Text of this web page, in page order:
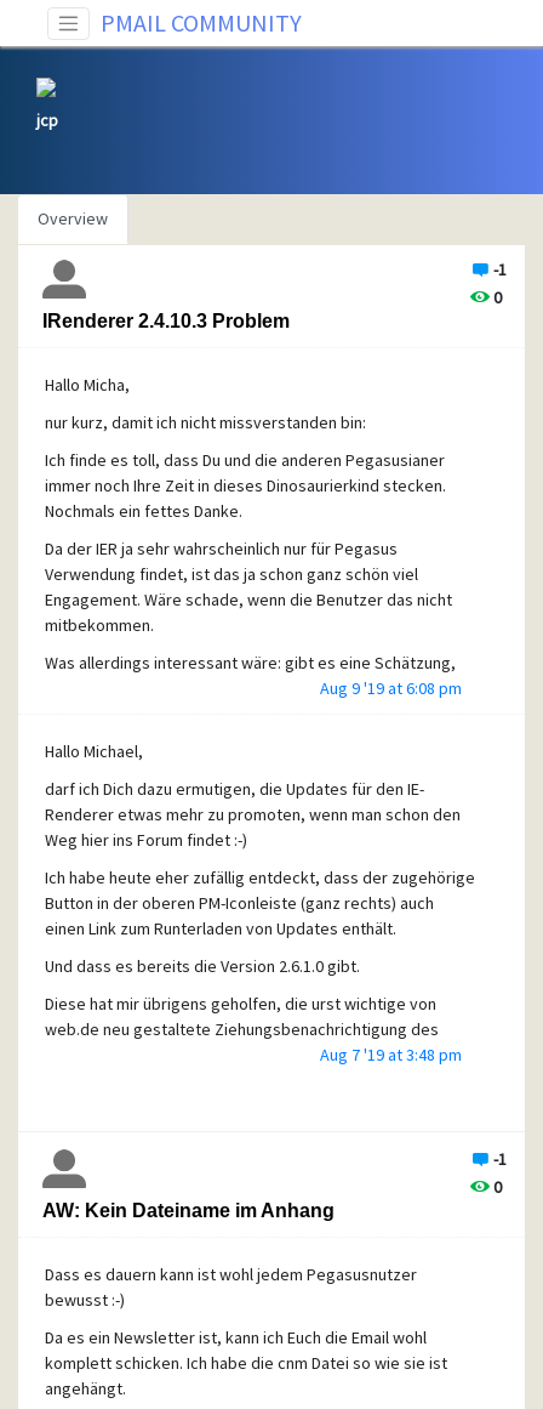
PMAIL COMMUNITY
jcp
Overview
-1
0
IRenderer 2.4.10.3 Problem
Hallo Micha,
nur kurz, damit ich nicht missverstanden bin:
Ich finde es toll, dass Du und die anderen Pegasusianer
immer noch Ihre Zeit in dieses Dinosaurierkind stecken.
Nochmals ein fettes Danke.
Da der IER ja sehr wahrscheinlich nur für Pegasus
Verwendung findet, ist das ja schon ganz schön viel
Engagement. Wäre schade, wenn die Benutzer das nicht
mitbekommen.
Was allerdings interessant wäre: gibt es eine Schätzung,
wieviele Downloads oder gar Nutzer Pegasus noch hat?
Aug 9 '19 at 6:08 pm
Hallo Michael,
darf ich Dich dazu ermutigen, die Updates für den IE-
Renderer etwas mehr zu promoten, wenn man schon den
Weg hier ins Forum findet :-)
Ich habe heute eher zufällig entdeckt, dass der zugehörige
Button in der oberen PM-Iconleiste (ganz rechts) auch
einen Link zum Runterladen von Updates enthält.
Und dass es bereits die Version 2.6.1.0 gibt.
Diese hat mir übrigens geholfen, die urst wichtige von
web.de neu gestaltete Ziehungsbenachrichtigung des
Vielen Dank dafür.
Aug 7 '19 at 3:48 pm
-1
0
AW: Kein Dateiname im Anhang
Dass es dauern kann ist wohl jedem Pegasusnutzer
bewusst :-)
Da es ein Newsletter ist, kann ich Euch die Email wohl
komplett schicken. Ich habe die cnm Datei so wie sie ist
angehängt.